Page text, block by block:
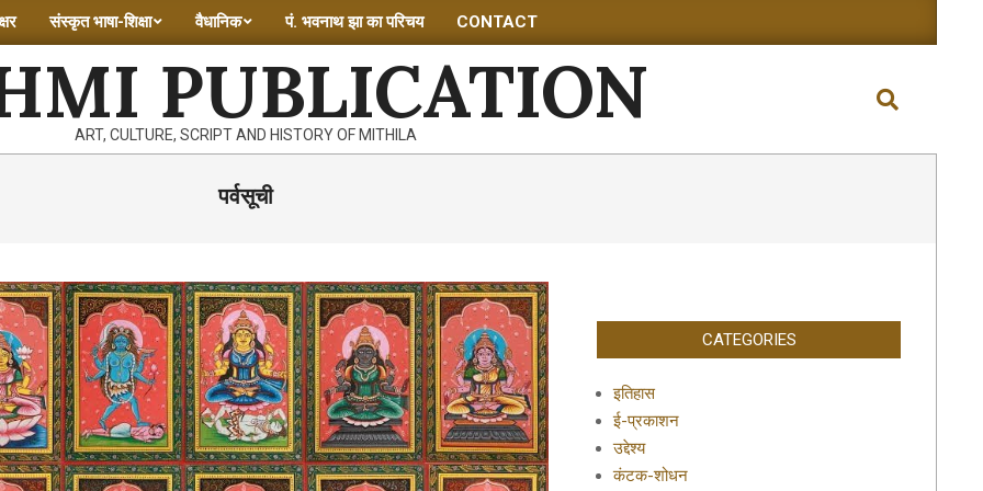
संस्कृत भाषा-शिक्षा वैधानिक पं. भवनाथ झा का परिचय CONTACT
PUBLICATION
ART, CULTURE, SCRIPT AND HISTORY OF MITHILA
Search
पर्वसूची
CATEGORIES
इतिहास
ई-प्रकाशन
उद्देश्य
कंटक-शोधन